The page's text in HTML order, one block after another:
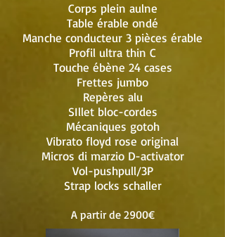
Corps plein aulne
Table érable ondé
Manche conducteur 3 pièces érable
Profil ultra thin C
Touche ébène 24 cases
Frettes jumbo
Repères alu
SIllet bloc-cordes
Mécaniques gotoh
Vibrato floyd rose original
Micros di marzio D-activator
Vol-pushpull/3P
Strap locks schaller
A partir de 2900€